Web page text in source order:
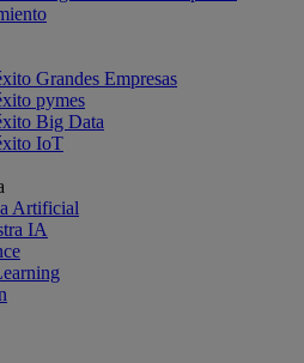
Grandes Empresas
pymes
Big Data
IoT
Artificial
IA